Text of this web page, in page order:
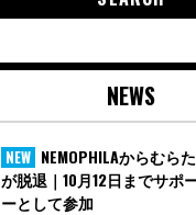
NEWS
NEW NEMOPHILAからむら
が脱退｜10月12日までサポ
ーとして参加